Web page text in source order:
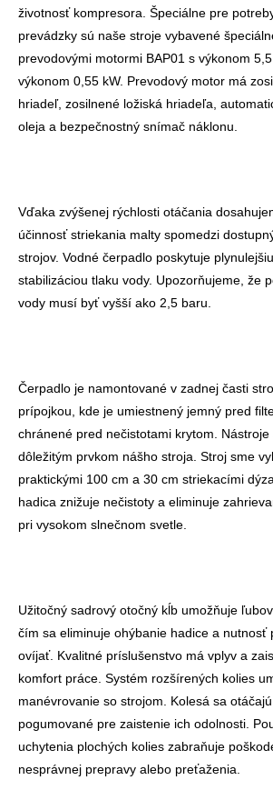
životnosť kompresora. Špeciálne pre
prevádzky sú naše stroje vybavené
prevodovými motormi BAP01 s výkonom
výkonom 0,55 kW. Prevodový motor má
hriadeľ, zosilnené ložiská hriadeľa,
oleja a bezpečnostný snímač náklonu.
Vďaka zvýšenej rýchlosti otáčania
účinnosť striekania malty spomedzi
strojov. Vodné čerpadlo poskytuje
stabilizáciou tlaku vody. Upozorňujeme, že
vody musí byť vyšší ako 2,5 baru.
Čerpadlo je namontované v zadnej časti
prípojkou, kde je umiestnený jemný pred
chránené pred nečistotami krytom. Nástroje
dôležitým prvkom nášho stroja. Stroj sme
praktickými 100 cm a 30 cm striekacími
hadica znižuje nečistoty a eliminuje
pri vysokom slnečnom svetle.
Užitočný sadrový otočný kĺb umožňuje
čím sa eliminuje ohýbanie hadice a nutnosť
ovíjať. Kvalitné príslušenstvo má vplyv a
komfort práce. Systém rozšírených kolies
manévrovanie so strojom. Kolesá sa
pogumované pre zaistenie ich odolnosti.
uchytenia plochých kolies zabraňuje
nesprávnej prepravy alebo preťaženia.